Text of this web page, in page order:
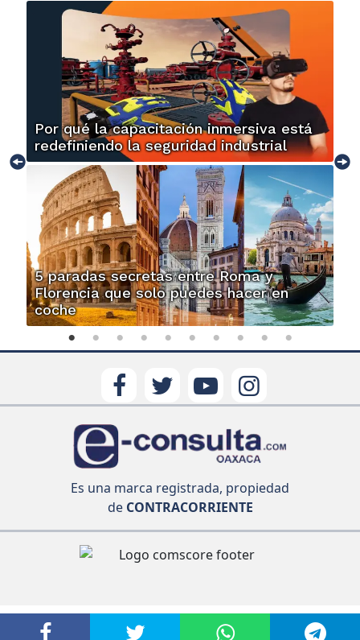
Por qué la capacitación inmersiva está
redefiniendo la seguridad industrial
5 paradas secretas entre Roma y
Florencia que solo puedes hacer en
coche
Es una marca registrada, propiedad
deCONTRACORRIENTE